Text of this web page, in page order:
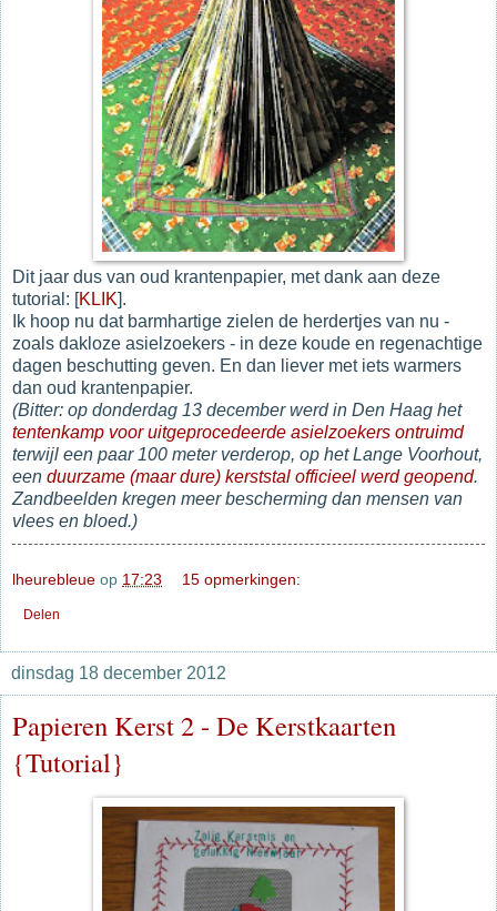
Dit jaar dus van oud krantenpapier, met dank aan deze
tutorial: [KLIK].
Ik hoop nu dat barmhartige zielen de herdertjes van nu -
zoals dakloze asielzoekers - in deze koude en regenachtige
dagen beschutting geven. En dan liever met iets warmers
dan oud krantenpapier.
(Bitter: op donderdag 13 december werd in Den Haag het
tentenkamp voor uitgeprocedeerde asielzoekers ontruimd
terwijl een paar 100 meter verderop, op het Lange Voorhout,
een duurzame (maar dure) kerststal officieel werd geopend.
Zandbeelden kregen meer bescherming dan mensen van
vlees en bloed.)
lheurebleue op 17:23 15 opmerkingen:
Delen
dinsdag 18 december 2012
Papieren Kerst 2 - De Kerstkaarten
{Tutorial}